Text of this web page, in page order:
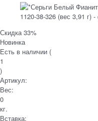
Скидка 33%
Новинка
Есть в наличии (
1
)
Артикул:
Вес:
0
кг.
Вставка: